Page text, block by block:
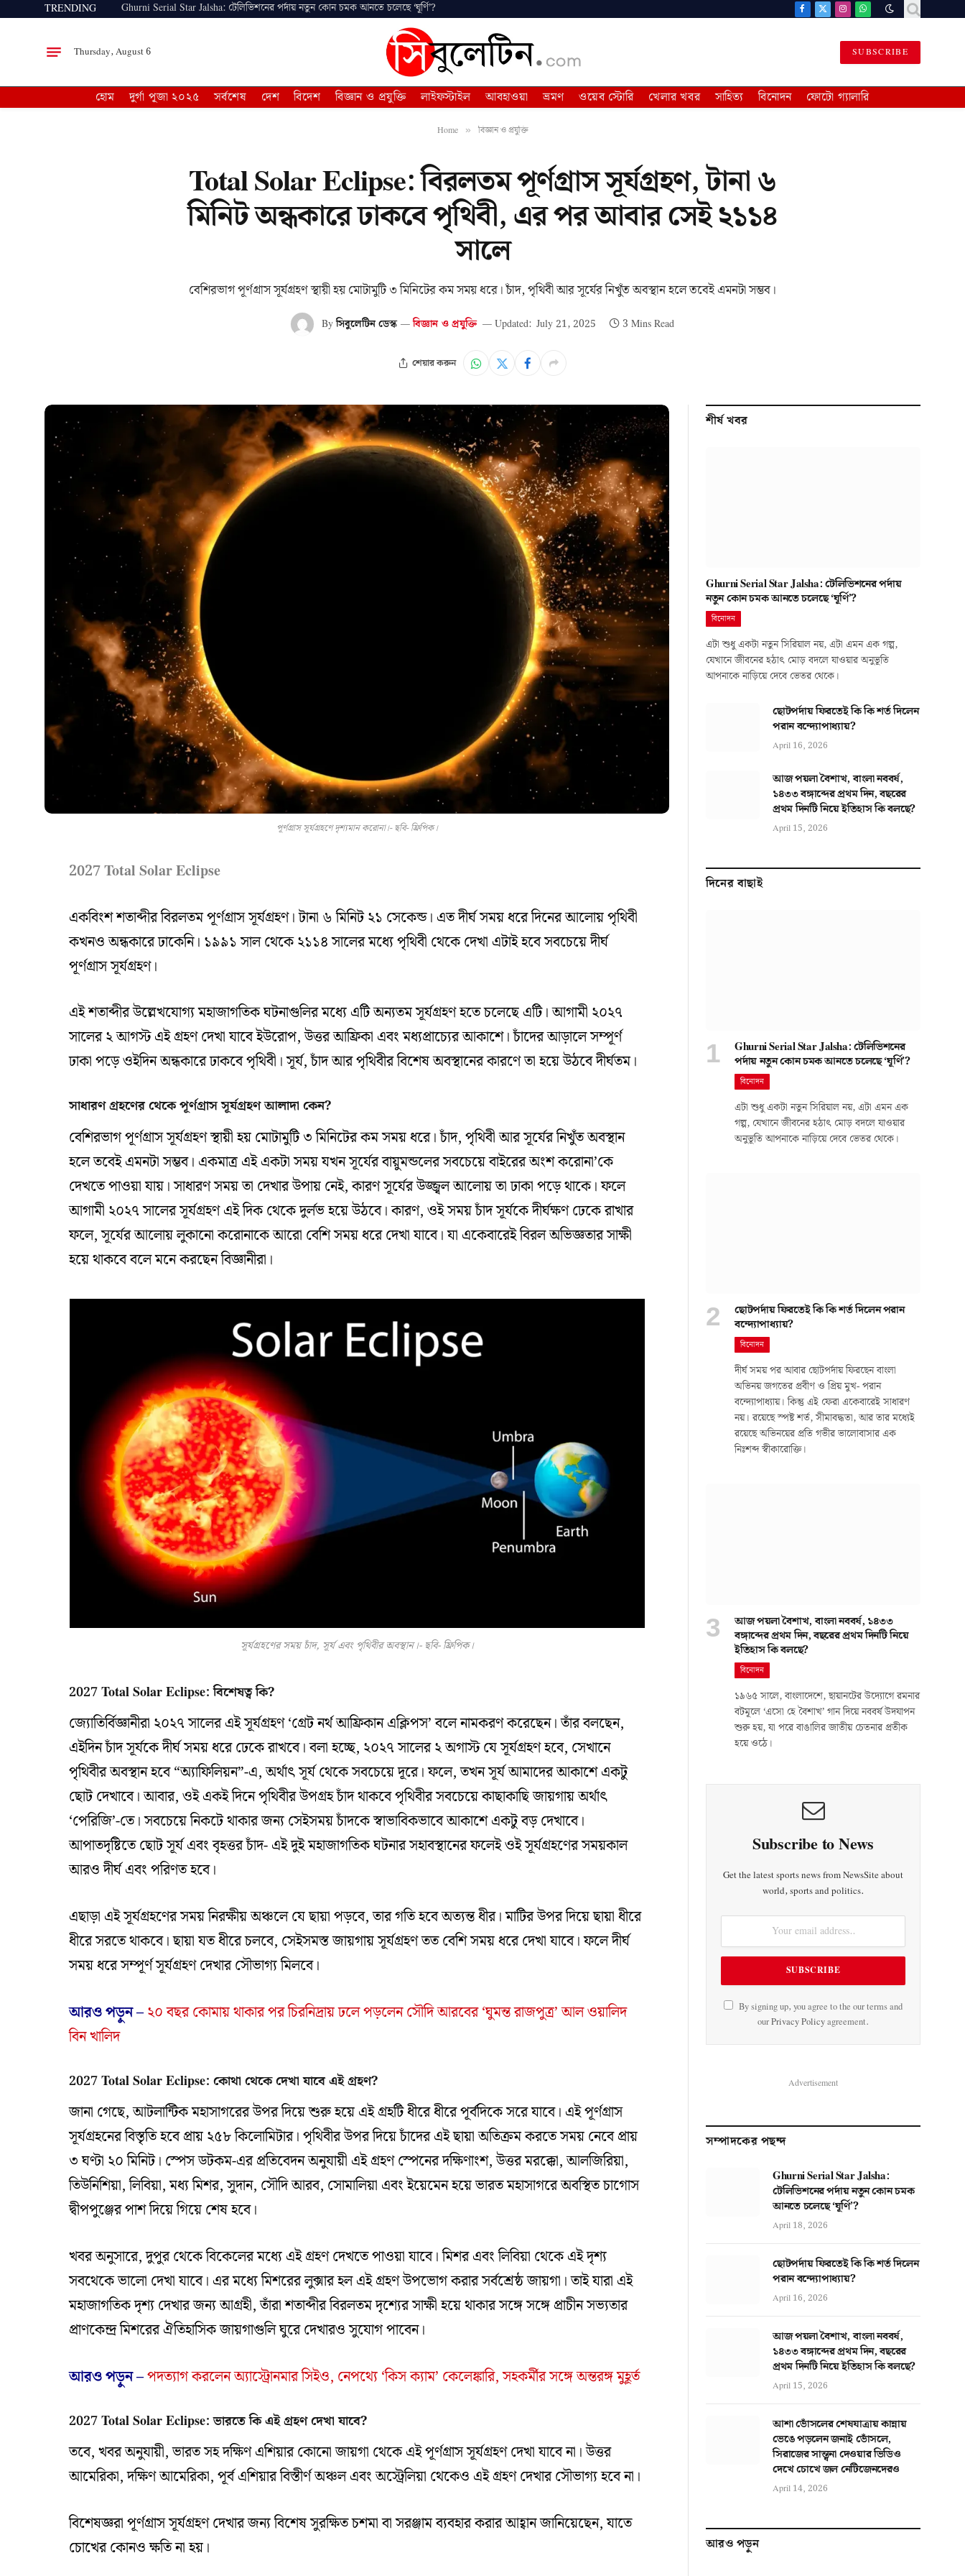
TRENDING Ghurni Serial Star Jalsha: টেলিভিশনের পর্দায় নতুন কোন চমক আনতে চলেছে ‘ঘূর্ণি’? Facebook
X
InstagramWhatsApp
Thursday, August 6 SUBSCRIBE
হোম দুর্গা পূজা ২০২৫ সর্বশেষ দেশ বিদেশ বিজ্ঞান ও প্রযুক্তি লাইফস্টাইল আবহাওয়া ভ্রমণ ওয়েব স্টোরি খেলার খবর সাহিত্য বিনোদন ফোটো গ্যালারি
Home » বিজ্ঞান ও প্রযুক্তি
Total Solar Eclipse: বিরলতম পূর্ণগ্রাস সূর্যগ্রহণ, টানা ৬
মিনিট অন্ধকারে ঢাকবে পৃথিবী, এর পর আবার সেই ২১১৪
সালে
বেশিরভাগ পূর্ণগ্রাস সূর্যগ্রহণ স্থায়ী হয় মোটামুটি ৩ মিনিটের কম সময় ধরে। চাঁদ, পৃথিবী আর সূর্যের নিখুঁত অবস্থান হলে তবেই এমনটা সম্ভব।
Byসিবুলেটিন ডেস্ক বিজ্ঞান ও প্রযুক্তি Updated: July 21, 2025 3 Mins Read
শেয়ার করুন
পূর্ণগ্রাস সূর্যগ্রহণে দৃশ্যমান করোনা।- ছবি- ফ্রিপিক।
2027 Total Solar Eclipse
একবিংশ শতাব্দীর বিরলতম পূর্ণগ্রাস সূর্যগ্রহণ। টানা ৬ মিনিট ২১ সেকেন্ড। এত দীর্ঘ সময় ধরে দিনের আলোয় পৃথিবী
কখনও অন্ধকারে ঢাকেনি। ১৯৯১ সাল থেকে ২১১৪ সালের মধ্যে পৃথিবী থেকে দেখা এটাই হবে সবচেয়ে দীর্ঘ
পূর্ণগ্রাস সূর্যগ্রহণ।
এই শতাব্দীর উল্লেখযোগ্য মহাজাগতিক ঘটনাগুলির মধ্যে এটি অন্যতম সূর্যগ্রহণ হতে চলেছে এটি। আগামী ২০২৭
সালের ২ আগস্ট এই গ্রহণ দেখা যাবে ইউরোপ, উত্তর আফ্রিকা এবং মধ্যপ্রাচ্যের আকাশে। চাঁদের আড়ালে সম্পূর্ণ
ঢাকা পড়ে ওইদিন অন্ধকারে ঢাকবে পৃথিবী। সূর্য, চাঁদ আর পৃথিবীর বিশেষ অবস্থানের কারণে তা হয়ে উঠবে দীর্ঘতম।
সাধারণ গ্রহণের থেকে পূর্ণগ্রাস সূর্যগ্রহণ আলাদা কেন?
বেশিরভাগ পূর্ণগ্রাস সূর্যগ্রহণ স্থায়ী হয় মোটামুটি ৩ মিনিটের কম সময় ধরে। চাঁদ, পৃথিবী আর সূর্যের নিখুঁত অবস্থান
হলে তবেই এমনটা সম্ভব। একমাত্র এই একটা সময় যখন সূর্যের বায়ুমন্ডলের সবচেয়ে বাইরের অংশ করোনা’কে
দেখতে পাওয়া যায়। সাধারণ সময় তা দেখার উপায় নেই, কারণ সূর্যের উজ্জ্বল আলোয় তা ঢাকা পড়ে থাকে। ফলে
আগামী ২০২৭ সালের সূর্যগ্রহণ এই দিক থেকে দুর্লভ হয়ে উঠবে। কারণ, ওই সময় চাঁদ সূর্যকে দীর্ঘক্ষণ ঢেকে রাখার
ফলে, সূর্যের আলোয় লুকানো করোনাকে আরো বেশি সময় ধরে দেখা যাবে। যা একেবারেই বিরল অভিজ্ঞতার সাক্ষী
হয়ে থাকবে বলে মনে করছেন বিজ্ঞানীরা।
সূর্যগ্রহণের সময় চাঁদ, সূর্য এবং পৃথিবীর অবস্থান।- ছবি- ফ্রিপিক।
2027 Total Solar Eclipse: বিশেষত্ব কি?
জ্যোতির্বিজ্ঞানীরা ২০২৭ সালের এই সূর্যগ্রহণ ‘গ্রেট নর্থ আফ্রিকান এক্লিপস’ বলে নামকরণ করেছেন। তাঁর বলছেন,
এইদিন চাঁদ সূর্যকে দীর্ঘ সময় ধরে ঢেকে রাখবে। বলা হচ্ছে, ২০২৭ সালের ২ অগাস্ট যে সূর্যগ্রহণ হবে, সেখানে
পৃথিবীর অবস্থান হবে “অ্যাফিলিয়ন”-এ, অর্থাৎ সূর্য থেকে সবচেয়ে দূরে। ফলে, তখন সূর্য আমাদের আকাশে একটু
ছোট দেখাবে। আবার, ওই একই দিনে পৃথিবীর উপগ্রহ চাঁদ থাকবে পৃথিবীর সবচেয়ে কাছাকাছি জায়গায় অর্থাৎ
‘পেরিজি’-তে। সবচেয়ে নিকটে থাকার জন্য সেইসময় চাঁদকে স্বাভাবিকভাবে আকাশে একটু বড় দেখাবে।
আপাতদৃষ্টিতে ছোট সূর্য এবং বৃহত্তর চাঁদ- এই দুই মহাজাগতিক ঘটনার সহাবস্থানের ফলেই ওই সূর্যগ্রহণের সময়কাল
আরও দীর্ঘ এবং পরিণত হবে।
এছাড়া এই সূর্যগ্রহণের সময় নিরক্ষীয় অঞ্চলে যে ছায়া পড়বে, তার গতি হবে অত্যন্ত ধীর। মাটির উপর দিয়ে ছায়া ধীরে
ধীরে সরতে থাকবে। ছায়া যত ধীরে চলবে, সেইসমস্ত জায়গায় সূর্যগ্রহণ তত বেশি সময় ধরে দেখা যাবে। ফলে দীর্ঘ
সময় ধরে সম্পূর্ণ সূর্যগ্রহণ দেখার সৌভাগ্য মিলবে।
আরও পড়ুন –২০ বছর কোমায় থাকার পর চিরনিদ্রায় ঢলে পড়লেন সৌদি আরবের ‘ঘুমন্ত রাজপুত্র’ আল ওয়ালিদ
বিন খালিদ
2027 Total Solar Eclipse: কোথা থেকে দেখা যাবে এই গ্রহণ?
জানা গেছে, আটলান্টিক মহাসাগরের উপর দিয়ে শুরু হয়ে এই গ্রহটি ধীরে ধীরে পূর্বদিকে সরে যাবে। এই পূর্ণগ্রাস
সূর্যগ্রহনের বিস্তৃতি হবে প্রায় ২৫৮ কিলোমিটার। পৃথিবীর উপর দিয়ে চাঁদের এই ছায়া অতিক্রম করতে সময় নেবে প্রায়
৩ ঘণ্টা ২০ মিনিট। স্পেস ডটকম-এর প্রতিবেদন অনুযায়ী এই গ্রহণ স্পেনের দক্ষিণাংশ, উত্তর মরক্কো, আলজিরিয়া,
তিউনিশিয়া, লিবিয়া, মধ্য মিশর, সুদান, সৌদি আরব, সোমালিয়া এবং ইয়েমেন হয়ে ভারত মহাসাগরে অবস্থিত চাগোস
দ্বীপপুঞ্জের পাশ দিয়ে গিয়ে শেষ হবে।
খবর অনুসারে, দুপুর থেকে বিকেলের মধ্যে এই গ্রহণ দেখতে পাওয়া যাবে। মিশর এবং লিবিয়া থেকে এই দৃশ্য
সবথেকে ভালো দেখা যাবে। এর মধ্যে মিশরের লুক্সার হল এই গ্রহণ উপভোগ করার সর্বশ্রেষ্ঠ জায়গা। তাই যারা এই
মহাজাগতিক দৃশ্য দেখার জন্য আগ্রহী, তাঁরা শতাব্দীর বিরলতম দৃশ্যের সাক্ষী হয়ে থাকার সঙ্গে সঙ্গে প্রাচীন সভ্যতার
প্রাণকেন্দ্র মিশরের ঐতিহাসিক জায়গাগুলি ঘুরে দেখারও সুযোগ পাবেন।
আরও পড়ুন –পদত্যাগ করলেন অ্যাস্ট্রোনমার সিইও, নেপথ্যে ‘কিস ক্যাম’ কেলেঙ্কারি, সহকর্মীর সঙ্গে অন্তরঙ্গ মুহূর্ত
2027 Total Solar Eclipse: ভারতে কি এই গ্রহণ দেখা যাবে?
তবে, খবর অনুযায়ী, ভারত সহ দক্ষিণ এশিয়ার কোনো জায়গা থেকে এই পূর্ণগ্রাস সূর্যগ্রহণ দেখা যাবে না। উত্তর
আমেরিকা, দক্ষিণ আমেরিকা, পূর্ব এশিয়ার বিস্তীর্ণ অঞ্চল এবং অস্ট্রেলিয়া থেকেও এই গ্রহণ দেখার সৌভাগ্য হবে না।
বিশেষজ্ঞরা পূর্ণগ্রাস সূর্যগ্রহণ দেখার জন্য বিশেষ সুরক্ষিত চশমা বা সরঞ্জাম ব্যবহার করার আহ্বান জানিয়েছেন, যাতে
চোখের কোনও ক্ষতি না হয়।
শীর্ষ খবর
Ghurni Serial Star Jalsha: টেলিভিশনের পর্দায়
নতুন কোন চমক আনতে চলেছে ‘ঘূর্ণি’?
বিনোদন
এটা শুধু একটা নতুন সিরিয়াল নয়, এটা এমন এক গল্প,
যেখানে জীবনের হঠাৎ মোড় বদলে যাওয়ার অনুভূতি
আপনাকে নাড়িয়ে দেবে ভেতর থেকে।
ছোটপর্দায় ফিরতেই কি কি শর্ত দিলেন
পরান বন্দ্যোপাধ্যায়?
April 16, 2026
আজ পয়লা বৈশাখ, বাংলা নববর্ষ,
১৪৩৩ বঙ্গাব্দের প্রথম দিন, বছরের
প্রথম দিনটি নিয়ে ইতিহাস কি বলছে?
April 15, 2026
দিনের বাছাই
Ghurni Serial Star Jalsha: টেলিভিশনের
পর্দায় নতুন কোন চমক আনতে চলেছে ‘ঘূর্ণি’?
বিনোদন
এটা শুধু একটা নতুন সিরিয়াল নয়, এটা এমন এক
গল্প, যেখানে জীবনের হঠাৎ মোড় বদলে যাওয়ার
অনুভূতি আপনাকে নাড়িয়ে দেবে ভেতর থেকে।
ছোটপর্দায় ফিরতেই কি কি শর্ত দিলেন পরান
বন্দ্যোপাধ্যায়?
বিনোদন
দীর্ঘ সময় পর আবার ছোটপর্দায় ফিরছেন বাংলা
অভিনয় জগতের প্রবীণ ও প্রিয় মুখ- পরান
বন্দ্যোপাধ্যায়। কিন্তু এই ফেরা একেবারেই সাধারণ
নয়। রয়েছে স্পষ্ট শর্ত, সীমাবদ্ধতা, আর তার মধ্যেই
রয়েছে অভিনয়ের প্রতি গভীর ভালোবাসার এক
নিঃশব্দ স্বীকারোক্তি।
আজ পয়লা বৈশাখ, বাংলা নববর্ষ, ১৪৩৩
বঙ্গাব্দের প্রথম দিন, বছরের প্রথম দিনটি নিয়ে
ইতিহাস কি বলছে?
বিনোদন
১৯৬৫ সালে, বাংলাদেশে, ছায়ানটের উদ্যোগে রমনার
বটমূলে ‘এসো হে বৈশাখ’ গান দিয়ে নববর্ষ উদযাপন
শুরু হয়, যা পরে বাঙালির জাতীয় চেতনার প্রতীক
হয়ে ওঠে।
Subscribe to News
Get the latest sports news from NewsSite about
world, sports and politics.
By signing up, you agree to the our terms and
ourPrivacy Policyagreement.
Advertisement
সম্পাদকের পছন্দ
Ghurni Serial Star Jalsha:
টেলিভিশনের পর্দায় নতুন কোন চমক
আনতে চলেছে ‘ঘূর্ণি’?
April 18, 2026
ছোটপর্দায় ফিরতেই কি কি শর্ত দিলেন
পরান বন্দ্যোপাধ্যায়?
April 16, 2026
আজ পয়লা বৈশাখ, বাংলা নববর্ষ,
১৪৩৩ বঙ্গাব্দের প্রথম দিন, বছরের
প্রথম দিনটি নিয়ে ইতিহাস কি বলছে?
April 15, 2026
আশা ভোঁসলের শেষযাত্রায় কান্নায়
ভেঙে পড়লেন জনাই ভোঁসলে,
সিরাজের সান্ত্বনা দেওয়ার ভিডিও
দেখে চোখে জল নেটিজেনদেরও
April 14, 2026
আরও পড়ুন